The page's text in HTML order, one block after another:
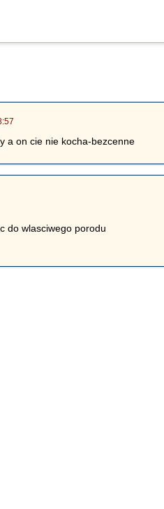
a on cie nie kocha-bezcenne
do wlasciwego porodu